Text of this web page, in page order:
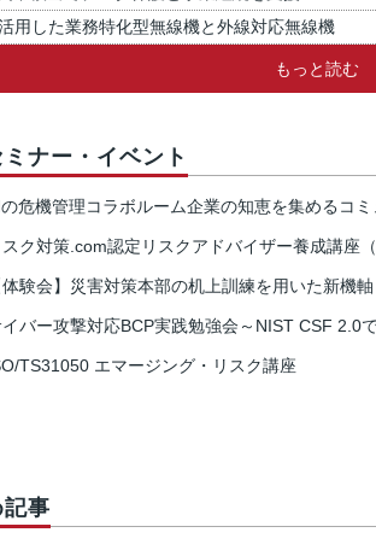
用した業務特化型無線機と外線対応無線機
もっと読む
ナー・イベント
危機管理コラボルーム企業の知恵を集めるコ
スク対策.com認定リスクアドバイザー養成講座
体験会】災害対策本部の机上訓練を用いた新機
バー攻撃対応BCP実践勉強会～NIST CSF 2.0
TS31050 エマージング・リスク講座
事